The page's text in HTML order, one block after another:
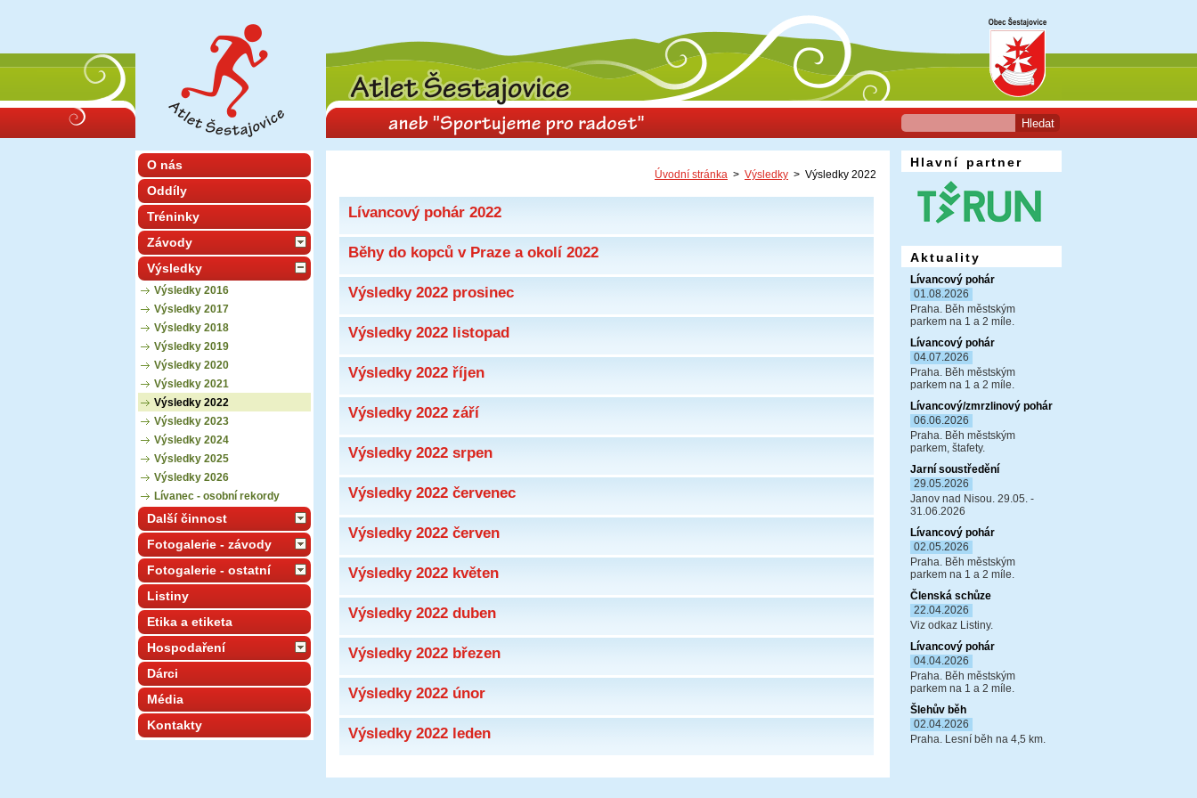
O nás
Oddíly
Tréninky
Závody
Výsledky
Výsledky 2016
Výsledky 2017
Výsledky 2018
Výsledky 2019
Výsledky 2020
Výsledky 2021
Výsledky 2022
Výsledky 2023
Výsledky 2024
Výsledky 2025
Výsledky 2026
Lívanec - osobní rekordy
Další činnost
Fotogalerie - závody
Fotogalerie - ostatní
Listiny
Etika a etiketa
Hospodaření
Dárci
Média
Kontakty
Hlavní partner
Aktuality
Lívancový pohár
01.08.2026
Praha. Běh městským
parkem na 1 a 2 míle.
Lívancový pohár
04.07.2026
Praha. Běh městským
parkem na 1 a 2 míle.
Lívancový/zmrzlinový pohár
06.06.2026
Praha. Běh městským
parkem, štafety.
Jarní soustředění
29.05.2026
Janov nad Nisou. 29.05. -
31.06.2026
Lívancový pohár
02.05.2026
Praha. Běh městským
parkem na 1 a 2 míle.
Členská schůze
22.04.2026
Viz odkaz Listiny.
Lívancový pohár
04.04.2026
Praha. Běh městským
parkem na 1 a 2 míle.
Šlehův běh
02.04.2026
Praha. Lesní běh na 4,5 km.
Úvodní stránka > Výsledky > Výsledky 2022
Lívancový pohár 2022
Běhy do kopců v Praze a okolí 2022
Výsledky 2022 prosinec
Výsledky 2022 listopad
Výsledky 2022 říjen
Výsledky 2022 září
Výsledky 2022 srpen
Výsledky 2022 červenec
Výsledky 2022 červen
Výsledky 2022 květen
Výsledky 2022 duben
Výsledky 2022 březen
Výsledky 2022 únor
Výsledky 2022 leden